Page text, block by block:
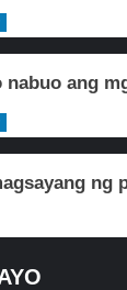
nabuo ang
ng